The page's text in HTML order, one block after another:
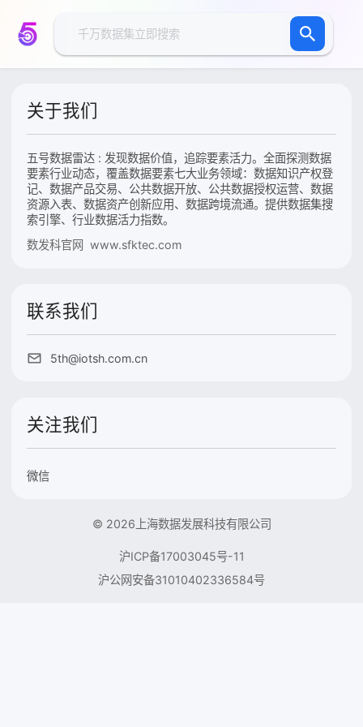
关于我们
五号数据雷达 : 发现数据价值，追踪要素活力。全面探测数据
要素行业动态，覆盖数据要素七大业务领域：数据知识产权登
记、数据产品交易、公共数据开放、公共数据授权运营、数据
资源入表、数据资产创新应用、数据跨境流通。提供数据集搜
索引擎、行业数据活力指数。
数发科官网 www.sfktec.com
联系我们
5th@iotsh.com.cn
关注我们
微信
© 2026上海数据发展科技有限公司
沪ICP备17003045号-11
沪公网安备31010402336584号